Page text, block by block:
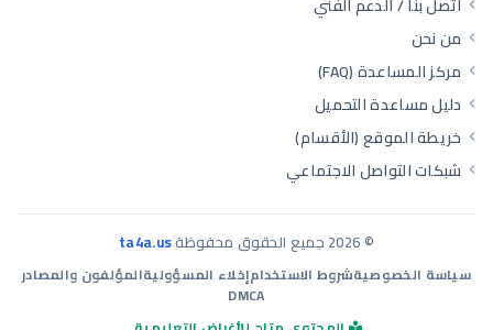
من نحن
مركز المساعدة (FAQ)
دليل مساعدة التحميل
خريطة الموقع (الأقسام)
شبكات التواصل الاجتماعي
©
2026 جميع الحقوق محفوظةta4a.us
سياسة الخصوصيةشروط الاستخدامإخلاء المسؤوليةالمؤلفون والمصادر
DMCA